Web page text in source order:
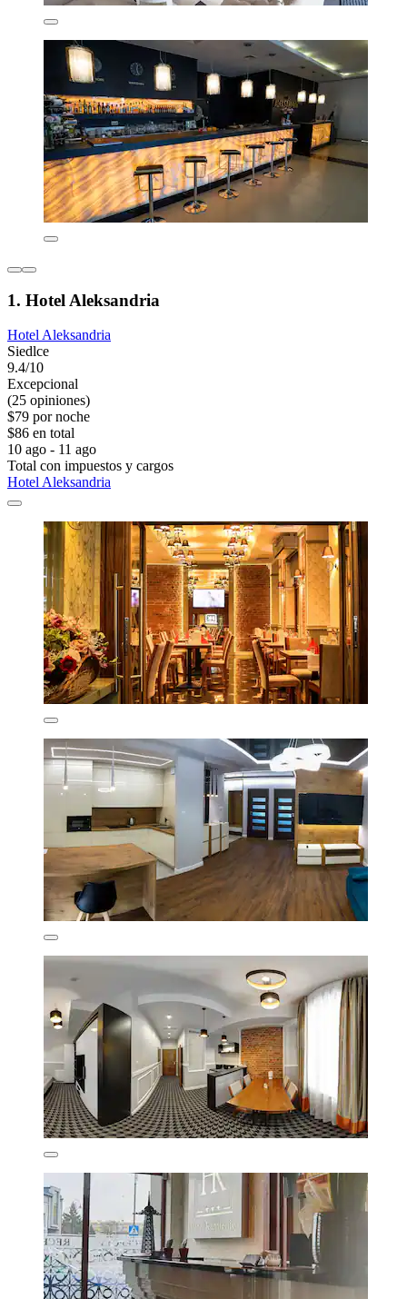
1. Hotel Aleksandria
Hotel Aleksandria
Siedlce
9.4/10
Excepcional
(25 opiniones)
$79 por noche
$86 en total
10 ago - 11 ago
Total con impuestos y cargos
Hotel Aleksandria